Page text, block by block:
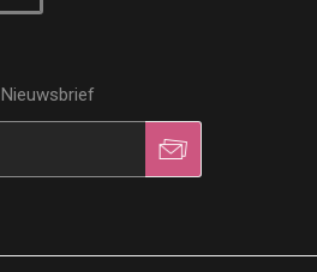
Nieuwsbrief